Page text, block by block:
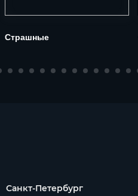
Страшные
Санкт-Петербург